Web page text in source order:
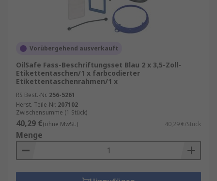
Vorübergehend ausverkauft
OilSafe Fass-Beschriftungsset Blau 2 x 3,5-Zoll-
Etikettentaschen/1 x farbcodierter
Etikettentaschenrahmen/1 x
RS Best.-Nr. 256-5261
Herst. Teile-Nr. 207102
Zwischensumme (1 Stück)
40,29 €(ohne MwSt.) 40,29 €/Stück
Menge